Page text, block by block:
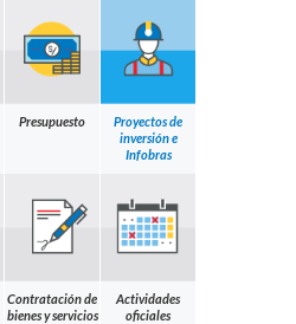
Presupuesto
Proyectos de
inversión e
Infobras
Contratación de
bienes y servicios
Actividades
oficiales